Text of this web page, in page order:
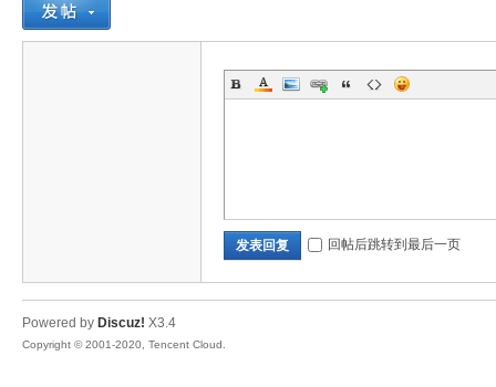
发表回复 回帖后跳转到最后一页
Powered by Discuz! X3.4
Copyright © 2001-2020, Tencent Cloud.